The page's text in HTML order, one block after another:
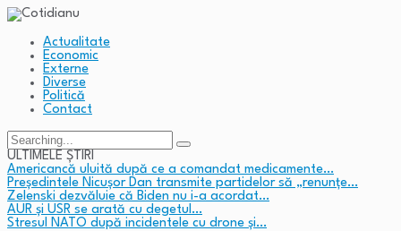
Actualitate
Economic
Externe
Diverse
Politică
Contact
Search
for:
ULTIMELE ȘTIRI
Americancă uluită după ce a comandat medicamente…
Președintele Nicușor Dan transmite partidelor să „renunțe…
Zelenski dezvăluie că Biden nu i-a acordat…
AUR și USR se arată cu degetul…
Stresul NATO după incidentele cu drone și…